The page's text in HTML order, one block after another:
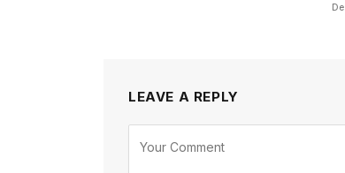
LEAVE A REPLY